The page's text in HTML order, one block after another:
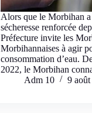
Alors que le Morbihan a
sécheresse renforcée
Préfecture invite les
Morbihannaises à agir
consommation d’eau.
2022, le Morbihan
Adm 10
9